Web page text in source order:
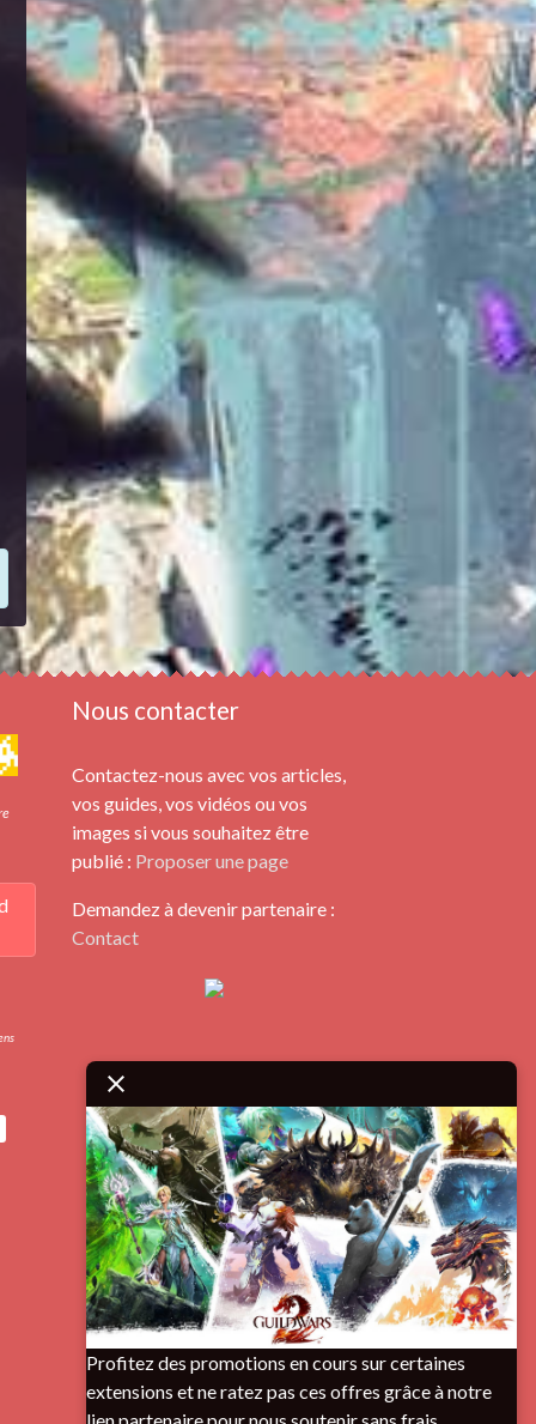
Nous contacter
Contactez-nous avec vos articles,
vos guides, vos vidéos ou vos
images si vous souhaitez être
publié : Proposer une page
Demandez à devenir partenaire :
Contact
Profitez des promotions en cours sur certaines
extensions et ne ratez pas ces offres grâce à notre